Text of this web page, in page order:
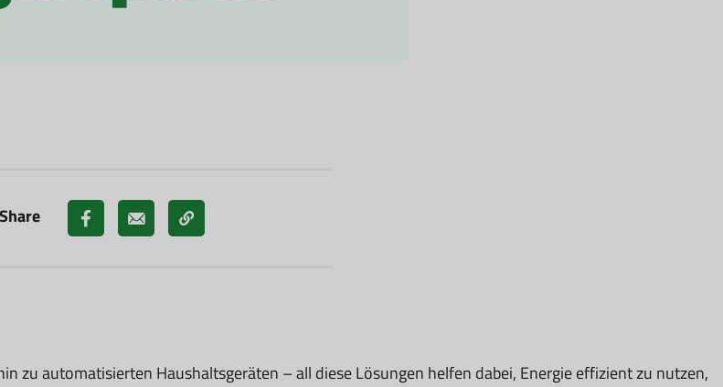
Share
zu automatisierten Haushaltsgeräten – all diese Lösungen helfen dabei, Energie effizient zu nutzen,